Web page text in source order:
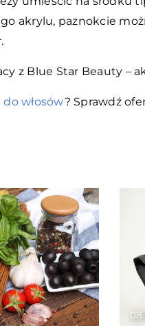
akrylu, paznokcie
z Blue Star Beauty –
do włosów? Sprawdź
08